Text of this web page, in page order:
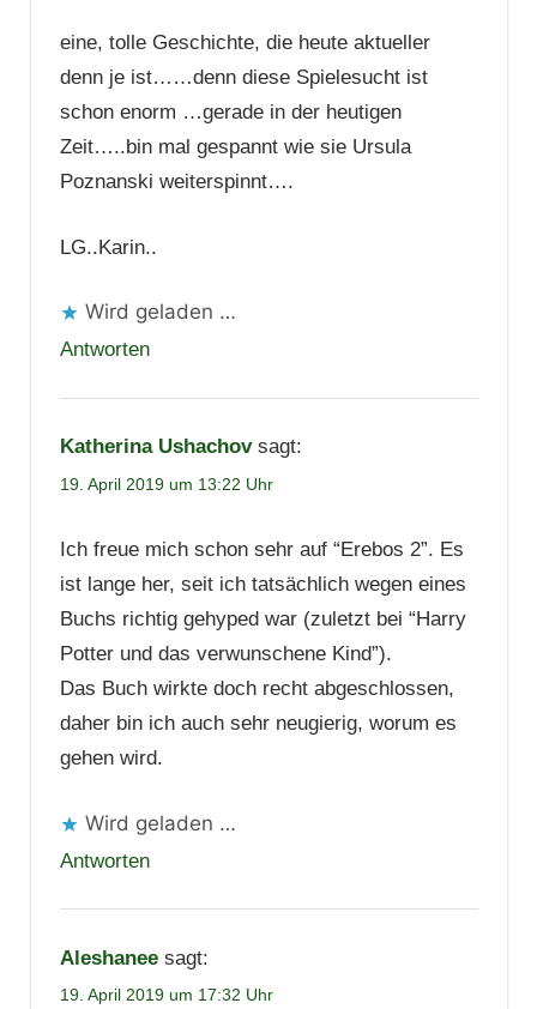
eine, tolle Geschichte, die heute aktueller
denn je ist……denn diese Spielesucht ist
schon enorm …gerade in der heutigen
Zeit…..bin mal gespannt wie sie Ursula
Poznanski weiterspinnt….
LG..Karin..
Wird geladen …
Antworten
Katherina Ushachov sagt:
19. April 2019 um 13:22 Uhr
Ich freue mich schon sehr auf “Erebos 2”. Es
ist lange her, seit ich tatsächlich wegen eines
Buchs richtig gehyped war (zuletzt bei “Harry
Potter und das verwunschene Kind”).
Das Buch wirkte doch recht abgeschlossen,
daher bin ich auch sehr neugierig, worum es
gehen wird.
Wird geladen …
Antworten
Aleshanee sagt:
19. April 2019 um 17:32 Uhr